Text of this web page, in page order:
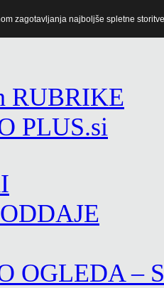
RUBRIKE
PLUS.si
OGLEDA –
zagotavljanja najboljše spletne